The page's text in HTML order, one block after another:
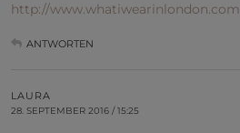
http://www.whatiwearinlondon.com
ANTWORTEN
LAURA
28. SEPTEMBER 2016 / 15:25